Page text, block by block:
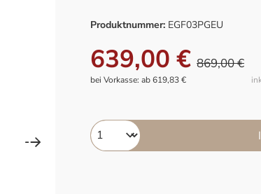
Produktnummer: EGF03PGEU
639,00 € 869,00 €
bei Vorkasse: ab 619,83 €